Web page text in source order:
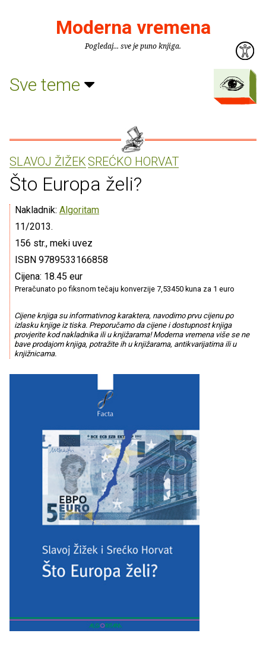
Moderna vremena
Pogledaj... sve je puno knjiga.
Sve teme
SLAVOJ ŽIŽEKSREĆKO HORVAT
Što Europa želi?
Nakladnik: Algoritam
11/2013.
156 str., meki uvez
ISBN 9789533166858
Cijena: 18.45 eur
Preračunato po fiksnom tečaju konverzije 7,53450 kuna za 1 euro
Cijene knjiga su informativnog karaktera, navodimo prvu cijenu po
izlasku knjige iz tiska. Preporučamo da cijene i dostupnost knjiga
provjerite kod nakladnika ili u knjižarama! Moderna vremena više se ne
bave prodajom knjiga, potražite ih u knjižarama, antikvarijatima ili u
knjižnicama.